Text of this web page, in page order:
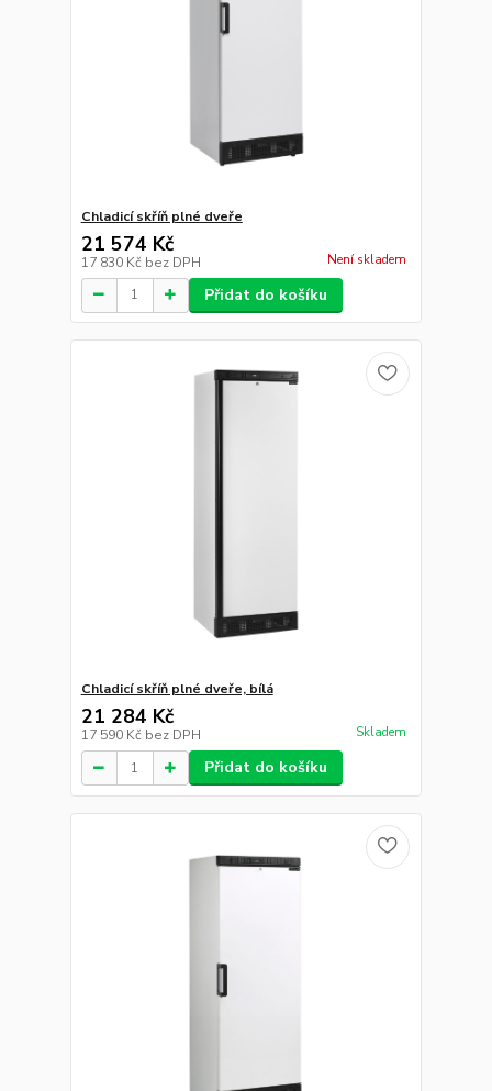
Chladicí skříň plné dveře
21 574 Kč
17 830 Kč bez DPH Není skladem
Přidat do košíku
Chladicí skříň plné dveře, bílá
21 284 Kč
17 590 Kč bez DPH Skladem
Přidat do košíku